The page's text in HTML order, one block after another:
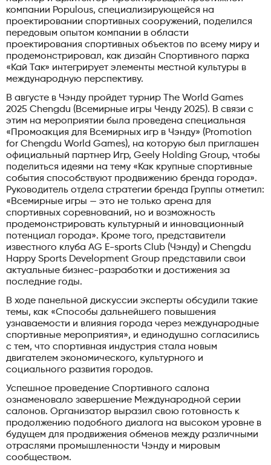
компании Populous, специализирующейся на
проектировании спортивных сооружений, поделился
передовым опытом компании в области
проектирования спортивных объектов по всему миру и
продемонстрировал, как дизайн Спортивного парка
«Кай Так» интегрирует элементы местной культуры в
международную перспективу.
В августе в Чэнду пройдет турнир The World Games
2025 Chengdu (Всемирные игры Ченду 2025). В связи с
этим на мероприятии была проведена специальная
«Промоакция для Всемирных игр в Чэнду» (Promotion
for Chengdu World Games), на которую был приглашен
официальный партнер Игр, Geely Holding Group, чтобы
поделиться идеями на тему «Как крупные спортивные
события способствуют продвижению бренда города».
Руководитель отдела стратегии бренда Группы отметил:
«Всемирные игры — это не только арена для
спортивных соревнований, но и возможность
продемонстрировать культурный и инновационный
потенциал города». Кроме того, представители
известного клуба AG E-sports Club (Чэнду) и Chengdu
Happy Sports Development Group представили свои
актуальные бизнес-разработки и достижения за
последние годы.
В ходе панельной дискуссии эксперты обсудили такие
темы, как «Способы дальнейшего повышения
узнаваемости и влияния города через международные
спортивные мероприятия», и единодушно согласились
с тем, что спортивная индустрия стала новым
двигателем экономического, культурного и
социального развития городов.
Успешное проведение Спортивного салона
ознаменовало завершение Международной серии
салонов. Организатор выразил свою готовность к
продолжению подобного диалога на высоком уровне в
будущем для продвижения обменов между различными
отраслями промышленности Чэнду и мировым
сообществом.